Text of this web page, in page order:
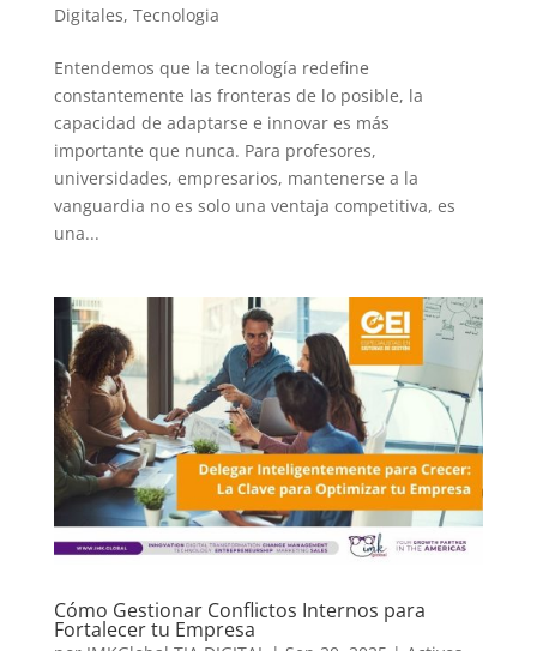
Digitales, Tecnologia
Entendemos que la tecnología redefine
constantemente las fronteras de lo posible, la
capacidad de adaptarse e innovar es más
importante que nunca. Para profesores,
universidades, empresarios, mantenerse a la
vanguardia no es solo una ventaja competitiva, es
una...
Cómo Gestionar Conflictos Internos para
Fortalecer tu Empresa